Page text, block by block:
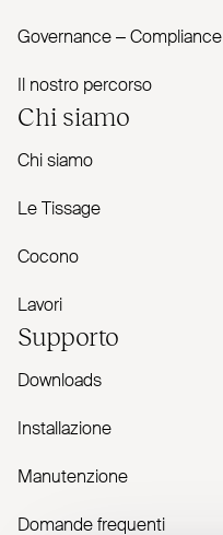
Governance – Com­pliance
Il nostro percorso
Chi siamo
Chi siamo
Le Tissage
Cocono
Lavori
Supporto
Downloads
Installazione
Manutenzione
Domande frequenti